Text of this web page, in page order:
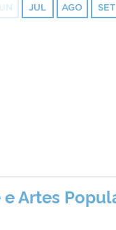
JUL AGO SET
Artes